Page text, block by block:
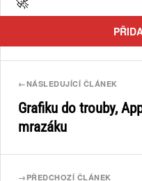
←NÁSLEDUJÍCÍ ČLÁNEK
Grafiku do trouby,
mrazáku
→ PŘEDCHOZÍ ČLÁNEK